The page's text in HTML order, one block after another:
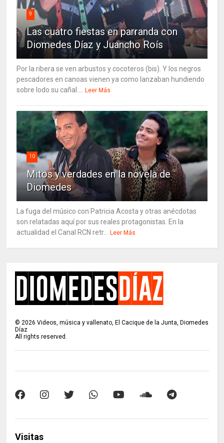
9
Las cuatro fiestas en parranda con
Diomedes Díaz y Juancho Roís
Por la ribera se ven arbustos y cocoteros (bis). Y los negros
pescadores en canoas vienen ya como lanzaban hundiendo
sobre lodo su cañal....
Leer Más
10
Mitos y verdades en la novela de
Diomedes
La fuga del músico con Patricia Acosta y otras anécdotas
son relatadas aquí por sus reales protagonistas. En la
actualidad el Canal RCN retr...
Leer Más
© 2026 Videos, música y vallenato, El Cacique de la Junta, Diomedes
Díaz
All rights reserved.
Visitas